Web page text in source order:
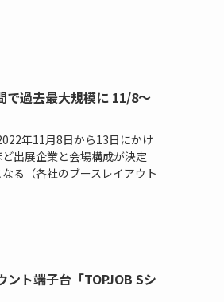
で過去最大規模に 11/8〜
年11月8日から13日にかけ
出展企業と会場構成が決定
る（各社のブースレイアウト
ト端子台「TOPJOB Sシ